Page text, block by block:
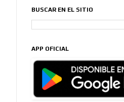
BUSCAR EN EL SITIO
APP OFICIAL